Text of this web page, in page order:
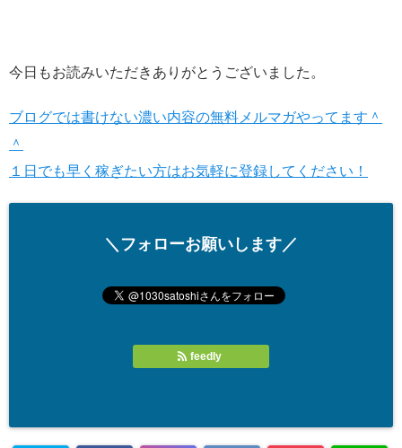
今日もお読みいただきありがとうございました。
ブログでは書けない濃い内容の無料メルマガやってます＾
＾
１日でも早く稼ぎたい方はお気軽に登録してください！
＼フォローお願いします／
feedly